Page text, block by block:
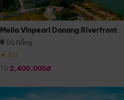
Melia Vinpearl Danang Riverfront
Đà Nẵng
★ 5.0
Từ 2,400,000đ